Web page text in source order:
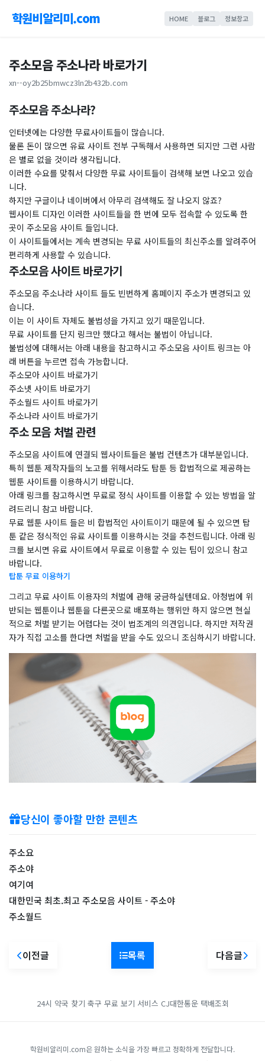
학원비알리미.com HOME 블로그 정보창고
주소모음 주소나라 바로가기
xn--oy2b25bmwcz3ln2b432b.com
주소모음 주소나라?
인터넷에는 다양한 무료사이트들이 많습니다.
물론 돈이 많으면 유료 사이트 전부 구독해서 사용하면 되지만 그런 사람
은 별로 없을 것이라 생각됩니다.
이러한 수요를 맞춰서 다양한 무료 사이트들이 검색해 보면 나오고 있습
니다.
하지만 구글이나 네이버에서 아무리 검색해도 잘 나오지 않죠?
웹사이트 디자인 이러한 사이트들을 한 번에 모두 접속할 수 있도록 한
곳이 주소모음 사이트 들입니다.
이 사이트들에서는 계속 변경되는 무료 사이트들의 최신주소를 알려주어
편리하게 사용할 수 있습니다.
주소모음 사이트 바로가기
주소모음 주소나라 사이트 들도 빈번하게 홈페이지 주소가 변경되고 있
습니다.
이는 이 사이트 자체도 불법성을 가지고 있기 때문입니다.
무료 사이트를 단지 링크만 했다고 해서는 불법이 아닙니다.
불법성에 대해서는 아래 내용을 참고하시고 주소모음 사이트 링크는 아
래 버튼을 누르면 접속 가능합니다.
주소모아 사이트 바로가기
주소넷 사이트 바로가기
주소월드 사이트 바로가기
주소나라 사이트 바로가기
주소 모음 처벌 관련
주소모음 사이트에 연결되 웹사이트들은 불법 컨텐츠가 대부분입니다.
특히 웹툰 제작자들의 노고를 위해서라도 탑툰 등 합법적으로 제공하는
웹툰 사이트를 이용하시기 바랍니다.
아래 링크를 참고하시면 무료로 정식 사이트를 이용할 수 있는 방법을 알
려드리니 참고 바랍니다.
무료 웹툰 사이트 들은 비 합법적인 사이트이기 때문에 될 수 있으면 탑
툰 같은 정식적인 유료 사이트를 이용하시는 것을 추천드립니다. 아래 링
크를 보시면 유료 사이트에서 무료로 이용할 수 있는 팁이 있으니 참고
바랍니다.
탑툰 무료 이용하기
그리고 무료 사이트 이용자의 처벌에 관해 궁금하실텐데요. 아청법에 위
반되는 웹툰이나 웹툰을 다른곳으로 배포하는 행위만 하지 않으면 현실
적으로 처벌 받기는 어렵다는 것이 법조계의 의견입니다. 하지만 저작권
자가 직접 고소를 한다면 처벌을 받을 수도 있으니 조심하시기 바랍니다.
당신이 좋아할 만한 콘텐츠
주소요
주소야
여기여
대한민국 최초.최고 주소모음 사이트 - 주소야
주소월드
이전글 목록 다음글
24시 약국 찾기 축구 무료 보기 서비스 CJ대한통운 택배조회
학원비알리미.com은 원하는 소식을 가장 빠르고 정확하게 전달합니다.